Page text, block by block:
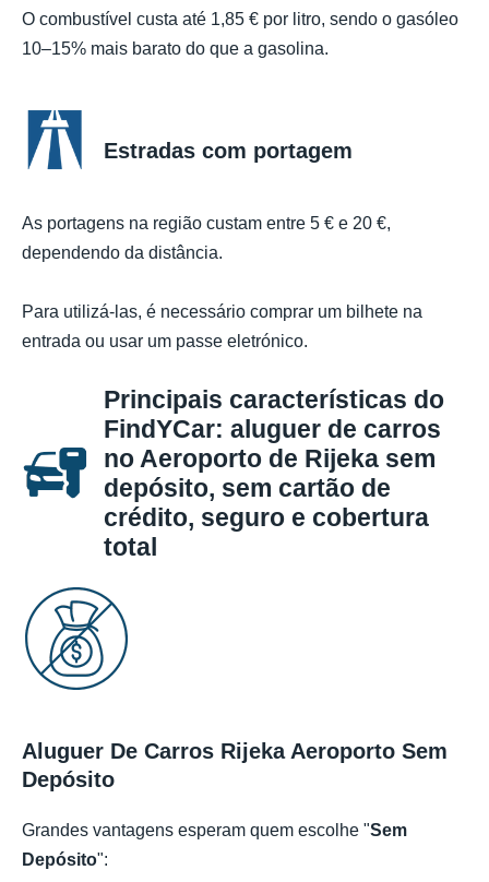
O combustível custa até 1,85 € por litro, sendo o gasóleo
10–15% mais barato do que a gasolina.
Estradas com portagem
As portagens na região custam entre 5 € e 20 €,
dependendo da distância.
Para utilizá-las, é necessário comprar um bilhete na
entrada ou usar um passe eletrónico.
Principais características do
FindYCar: aluguer de carros
no Aeroporto de Rijeka sem
depósito, sem cartão de
crédito, seguro e cobertura
total
Aluguer De Carros Rijeka Aeroporto Sem
Depósito
Grandes vantagens esperam quem escolhe "Sem
Depósito":